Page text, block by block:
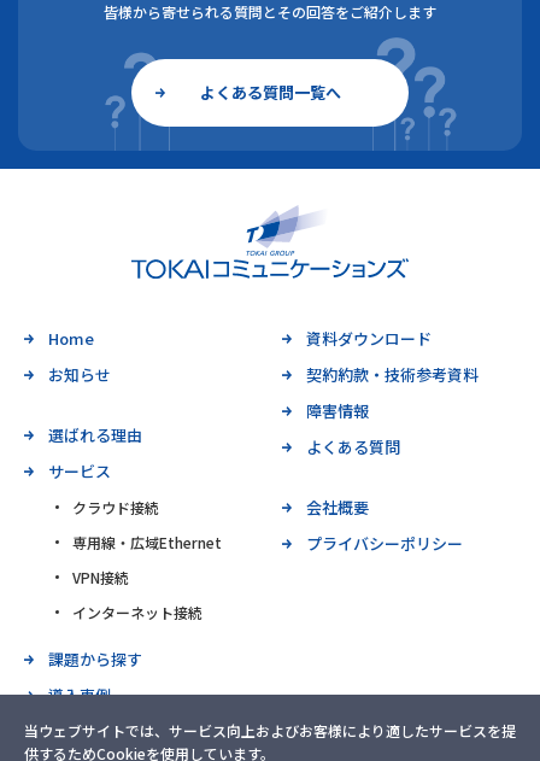
当ウェブサイトでは、サービス向上およびお客様により適したサービスを提
供するためCookieを使用しています。
皆様から寄せられる質問とその回答をご紹介します
よくある質問一覧へ
Home
お知らせ
選ばれる理由
サービス
クラウド接続
専用線・広域Ethernet
VPN接続
インターネット接続
課題から探す
導入事例
お問い合わせ
資料ダウンロード
契約約款・技術参考資料
障害情報
よくある質問
会社概要
プライバシーポリシー